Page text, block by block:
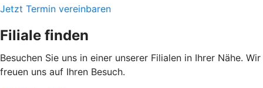
Jetzt Termin vereinbaren
Filiale finden
Besuchen Sie uns in einer unserer Filialen in Ihrer Nähe. Wir
freuen uns auf Ihren Besuch.